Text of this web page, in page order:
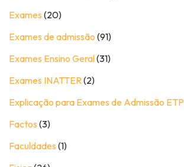
Exames (20)
Exames de admissão (91)
Exames Ensino Geral(31)
Exames INATTER(2)
Explicação para Exames de Admissão ETP
Factos (3)
Faculdades (1)